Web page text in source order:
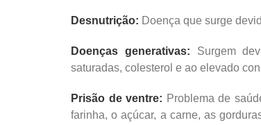
Desnutrição: Doença que surge
Doenças generativas: Surgem
saturadas, colesterol e ao elevado
Prisão de ventre: Problema de
farinha, o açúcar, a carne, as